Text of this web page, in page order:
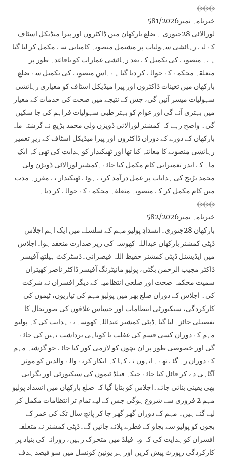
﴾﴿﴾﴿﴾﴿
خبرنامہ نمبر581/2026
لورالائی 28جنوری ۔ ضلع بارکھان میں ڈاکٹروں اور پیرا میڈیکل اسٹاف
کے لیے رہائشی سہولیات پر مشتمل منصوبہ کامیابی سے مکمل کر لیا گیا
ہے۔ منصوبے کی تکمیل کے بعد رہائشی عمارات کو باقاعدہ طور پر
متعلقہ محکمے کے حوالے کر دیا گیا ہے۔اس منصوبے کی تکمیل سے ضلع
بارکھان میں تعینات ڈاکٹروں اور پیرا میڈیکل اسٹاف کو معیاری رہائشی
سہولیات میسر آئیں گی، جس کے نتیجے میں صحت کی خدمات کے معیار
میں بہتری آئے گی اور عوام کو بہتر طبی سہولیات فراہم کی جا سکیں
گی۔ واضح رہے کہ کمشنر لورالائی ڈویژن ولی محمد بڑیچ نے گزشتہ ماہ
بارکھان کے دورے کے دوران ڈاکٹروں اور پیرا میڈیکل اسٹاف کے زیرِ تعمیر
رہائشی منصوبے کا معائنہ کیا تھا اور ٹھیکیدار کو ہدایت کی تھی کہ ایک
ماہ کے اندر تعمیراتی کام مکمل کیا جائے۔کمشنر لورالائی ڈویژن ولی
محمد بڑیچ کی ہدایات پر عمل درآمد کرتے ہوئے ٹھیکیدار نے مقررہ مدت
میں کام مکمل کر کے منصوبہ متعلقہ محکمے کے حوالے کر دیا۔
﴾﴿﴾﴿﴾﴿
خبرنامہ نمبر582/2026
بارکھان 28جنوری۔انسدادِ پولیو مہم کے سلسلے میں ایک اہم اجلاس
ڈپٹی کمشنر بارکھان عبداللہ کھوسہ کی زیر صدارت منعقد ہوا۔اجلاس
میں ایڈیشنل ڈپٹی کمشنر حفیظ اللہ قیصرانی۔ڈسٹرکٹ ہیلتھ آفیسر
ڈاکٹر مجیب الرحمن بگٹی، پولیو مانیٹرنگ آفیسر ڈاکٹر ناصر کھیتران
سمیت محکمہ صحت اور ضلعی انتظامیہ کے دیگر افسران نے شرکت
کی۔ اجلاس کے دوران ضلع بھر میں پولیو مہم کی تیاریوں، ٹیموں کی
کارکردگی، سیکیورٹی انتظامات اور حساس علاقوں کی صورتحال کا
تفصیلی جائزہ لیا گیا۔ڈپٹی کمشنر عبداللہ کھوسہ نے ہدایت کی کہ پولیو
مہم کے دوران کسی قسم کی غفلت یا کوتاہی برداشت نہیں کی جائے
گی اور خصوصی طور پر ان بچوں کو لازمی کور کیا جائے جو گزشتہ مہم
کے دوران رہ گئے تھے۔ انہوں نے کہا کہ انکار کرنے والے والدین کو موثر
آگاہی دے کر قائل کیا جائے جبکہ فیلڈ ٹیموں کی سیکیورٹی اور نگرانی
بھی یقینی بنائی جائے۔اجلاس کو بتایا گیا کہ ضلع بارکھان میں انسداد پولیو
مہم 2 فروری سے شروع ہوگی جس کے لیے تمام تر انتظامات مکمل کر
لیے گئے ہیں۔ مہم کے دوران گھر گھر جا کر پانچ سال تک کی عمر کے
بچوں کو پولیو سے بچاو کے قطرے پلائے جائیں گے۔ڈپٹی کمشنر نے متعلقہ
افسران کو ہدایت کی کہ وہ فیلڈ میں متحرک رہیں، روزانہ کی بنیاد پر
کارکردگی رپورٹ پیش کریں اور ہر یونین کونسل میں سو فیصد ہدف